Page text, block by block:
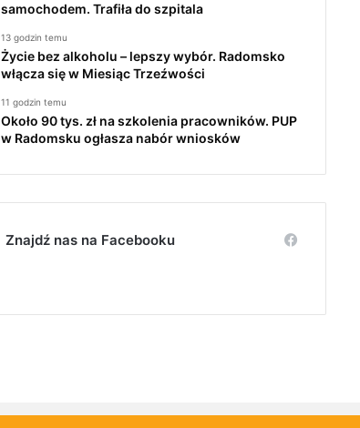
samochodem. Trafiła do szpitala
13 godzin temu
Życie bez alkoholu – lepszy wybór. Radomsko
włącza się w Miesiąc Trzeźwości
11 godzin temu
Około 90 tys. zł na szkolenia pracowników. PUP
w Radomsku ogłasza nabór wniosków
Znajdź nas na Facebooku